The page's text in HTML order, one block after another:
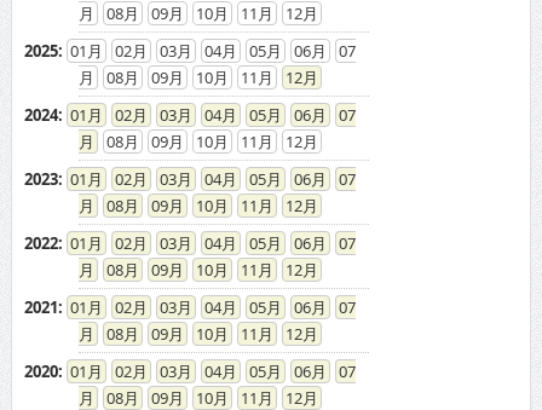
08
09 10 11
12
2025: 01 02 03 04 05 06
07
08
09 10 11
12
2024: 01 02 03 04 05 06
07
08
09 10 11
12
2023: 01 02 03 04 05 06
07
08
09 10 11
12
2022: 01 02 03 04 05 06
07
08
09 10 11
12
2021: 01 02 03 04 05 06
07
08
09 10 11
12
2020: 01 02 03 04 05 06
07
08
09 10 11
12